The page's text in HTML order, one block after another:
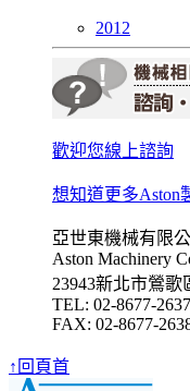
2012
歡迎您線上諮詢
想知道更多Aston
亞世東機械有限
Aston Machinery
23943新北市鶯歌
TEL: 02-8677-2637
FAX: 02-8677-
↑回頁首